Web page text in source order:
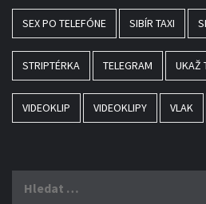
SEX PO TELEFÓNE SIBÍR TAXI
STRIPTÉRKA TELEGRAM UKAŽ
VIDEOKLIP VIDEOKLIPY VLAK